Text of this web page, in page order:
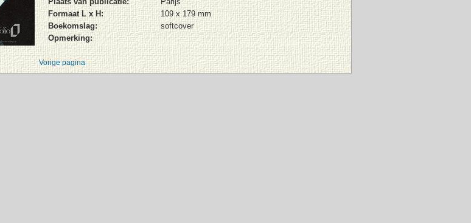
Formaat L x H:
109 x 179 mm
Boekomslag:
softcover
Opmerking:
Vorige pagina